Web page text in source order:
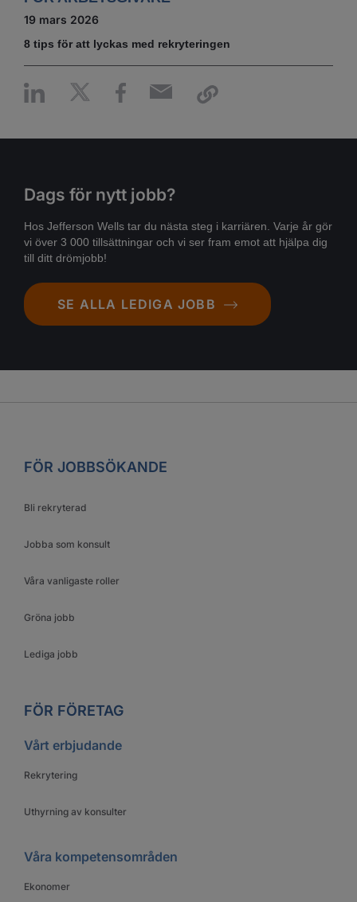
19 mars 2026
8 tips för att lyckas med rekryteringen
Dags för nytt jobb?
Hos Jefferson Wells tar du nästa steg i karriären. Varje år gör
vi över 3 000 tillsättningar och vi ser fram emot att hjälpa dig
till ditt drömjobb!
SE ALLA LEDIGA JOBB
FÖR JOBBSÖKANDE
Bli rekryterad
Jobba som konsult
Våra vanligaste roller
Gröna jobb
Lediga jobb
FÖR FÖRETAG
Vårt erbjudande
Rekrytering
Uthyrning av konsulter
Våra kompetensområden
Ekonomer